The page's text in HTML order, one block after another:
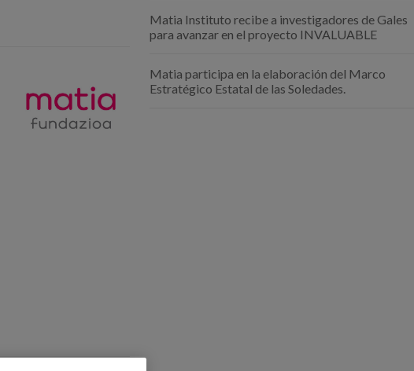
Matia Instituto recibe a investigadores de Gales
para avanzar en el proyecto INVALUABLE
Matia participa en la elaboración del Marco
Estratégico Estatal de las Soledades.